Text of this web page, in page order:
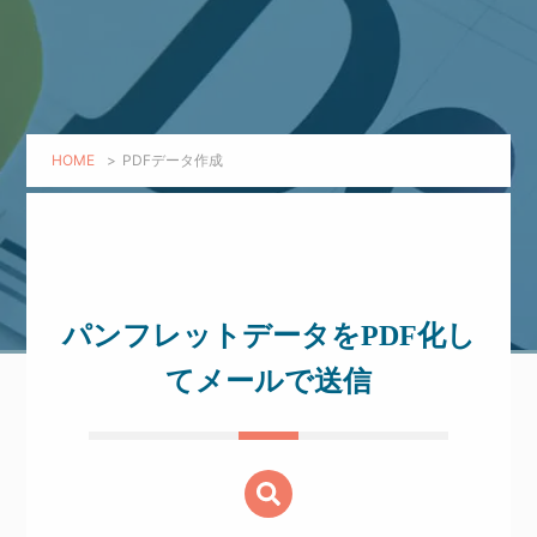
HOME > PDFデータ作成
パンフレットデータをPDF化し
てメールで送信